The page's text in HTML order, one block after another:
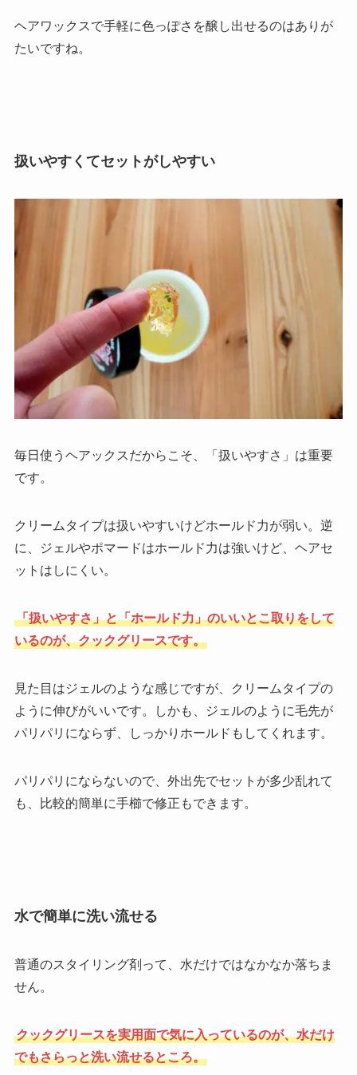
ヘアワックスで手軽に色っぽさを醸し出せるのはありが
たいですね。
扱いやすくてセットがしやすい
毎日使うヘアックスだからこそ、「扱いやすさ」は重要
です。
クリームタイプは扱いやすいけどホールド力が弱い。逆
に、ジェルやポマードはホールド力は強いけど、ヘアセ
ットはしにくい。
「扱いやすさ」と「ホールド力」のいいとこ取りをして
いるのが、クックグリースです。
見た目はジェルのような感じですが、クリームタイプの
ように伸びがいいです。しかも、ジェルのように毛先が
パリパリにならず、しっかりホールドもしてくれます。
パリパリにならないので、外出先でセットが多少乱れて
も、比較的簡単に手櫛で修正もできます。
水で簡単に洗い流せる
普通のスタイリング剤って、水だけではなかなか落ちま
せん。
クックグリースを実用面で気に入っているのが、水だけ
でもさらっと洗い流せるところ。